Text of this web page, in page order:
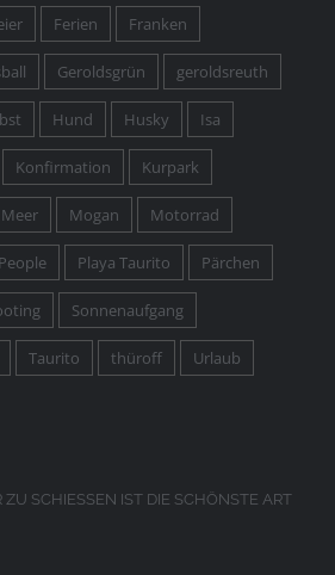
Ferien Franken
Geroldsgrün geroldsreuth
Hund Husky Isa
Konfirmation Kurpark
Meer Mogan Motorrad
People Playa Taurito Pärchen
Sonnenaufgang
Taurito thüroff Urlaub
SCHIESSEN IST DIE SCHÖNSTE ART J